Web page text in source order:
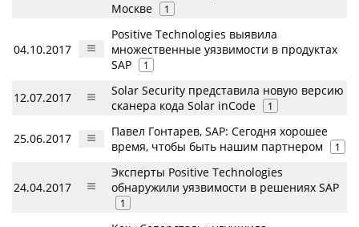
Москве
1
04.10.2017
Positive Technologies выявила
множественные уязвимости в продуктах
SAP
1
12.07.2017
Solar Security представила новую версию
сканера кода Solar inCode
1
25.06.2017
Павел Гонтарев, SAP: Сегодня хорошее
время, чтобы быть нашим партнером
1
24.04.2017
Эксперты Positive Technologies
обнаружили уязвимости в решениях SAP
1